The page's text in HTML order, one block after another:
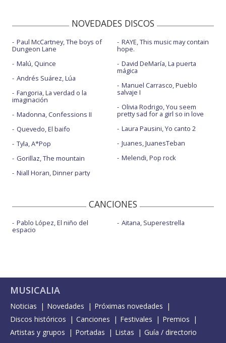
NOVEDADES DISCOS
Paul McCartney, The boys of
Dungeon Lane
Malú, Quince
Andrés Suárez, Lúa
Fangoria, La verdad o la
imaginación
Madonna, Confessions II
Quevedo, El baifo
Tyla, A*Pop
Gorillaz, The mountain
Niall Horan, Dinner party
RAYE, This music may contain
hope.
David DeMaría, La puerta
mágica
Manuel Carrasco, Pueblo
salvaje I
Olivia Rodrigo, You seem
pretty sad for a girl so in love
Laura Pausini, Yo canto 2
Juanes, JuanesTeban
Melendi, Pop rock
CANCIONES
Pablo López, El niño del
espacio
Aitana, Superestrella
MUSICALIA
Noticias Novedades
Próximas novedades
Discos históricos
Canciones Festivales
Premios
Artistas y grupos
Portadas Listas Guía / directorio